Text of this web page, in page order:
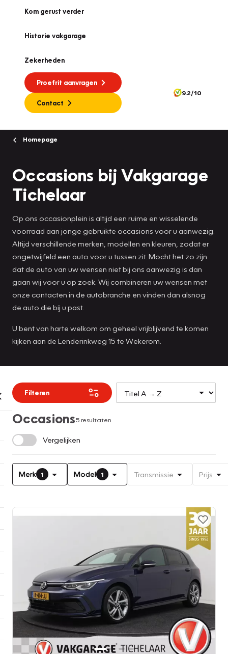
Kom gerust verder
Historie vakgarage
Zekerheden
Proefrit aanvragen
Contact
9.2/10
Homepage
Occasions bij Vakgarage
Tichelaar
Op ons occasionplein is altijd een ruime en wisselende
voorraad aan jonge gebruikte occasions voor u aanwezig.
Altijd verschillende merken, modellen en kleuren, zodat er
ongetwijfeld een auto voor u tussen zit. Mocht het zo zijn
dat de auto van uw wensen niet bij ons aanwezig is dan
gaan wij voor u op zoek. Wij combineren uw wensen met
onze contacten in de autobranche en vinden dan alsnog
de auto die bij u past.
U bent van harte welkom om geheel vrijblijvend te komen
kijken aan de Lenderinkweg 15 te Wekerom.
Filteren
Occasions5 resultaten
Vergelijken
Merk 1 Model 1 Transmissie Prijs